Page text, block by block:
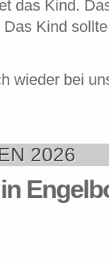
das Kind.
Kind
wieder bei
2026